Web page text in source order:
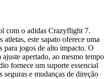
com o adidas Crazyflight 7.
este sapato oferece uma
para jogos de alto impacto. O
apertado, ao mesmo tempo
fornece um suporte essencial
e mudanças de direção